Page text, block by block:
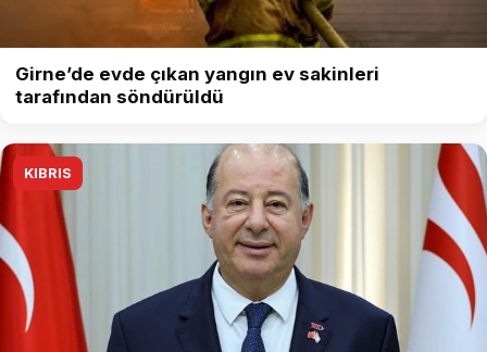
Girne’de evde çıkan yangın ev sakinleri
tarafından söndürüldü
KIBRIS